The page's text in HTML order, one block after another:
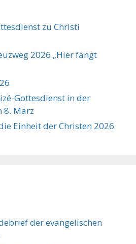
zu Christi
2026 „Hier fängt
Gottesdienst in der
8. März
Einheit der Christen 2026
der evangelischen